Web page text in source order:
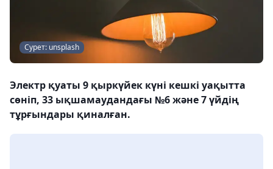
Сурет: unsplash
Электр қуаты 9 қыркүйек күні кешкі уақытта
сөніп, 33 ықшамаудандағы №6 және 7 үйдің
тұрғындары қиналған.